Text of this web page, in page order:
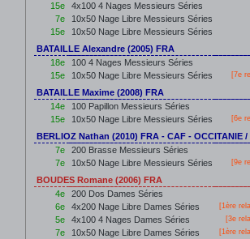
15e
4x100 4 Nages Messieurs Séries
7e
10x50 Nage Libre Messieurs Séries
15e
10x50 Nage Libre Messieurs Séries
BATAILLE Alexandre (2005) FRA
18e
100 4 Nages Messieurs Séries
15e
10x50 Nage Libre Messieurs Séries [7e
BATAILLE Maxime (2008) FRA
14e
100 Papillon Messieurs Séries
15e
10x50 Nage Libre Messieurs Séries [6e
BERLIOZ Nathan (2010) FRA - CAF - OCCITANIE
7e
200 Brasse Messieurs Séries
7e
10x50 Nage Libre Messieurs Séries [9e
BOUDES Romane (2006) FRA
4e
200 Dos Dames Séries
6e
4x200 Nage Libre Dames Séries [1ère
5e 4x100 4 Nages Dames Séries [3e
7e 10x50 Nage Libre Dames Séries [1ère